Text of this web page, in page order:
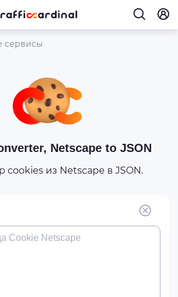
сервисы
Netscape to JSON
cookies из Netscape в JSON.